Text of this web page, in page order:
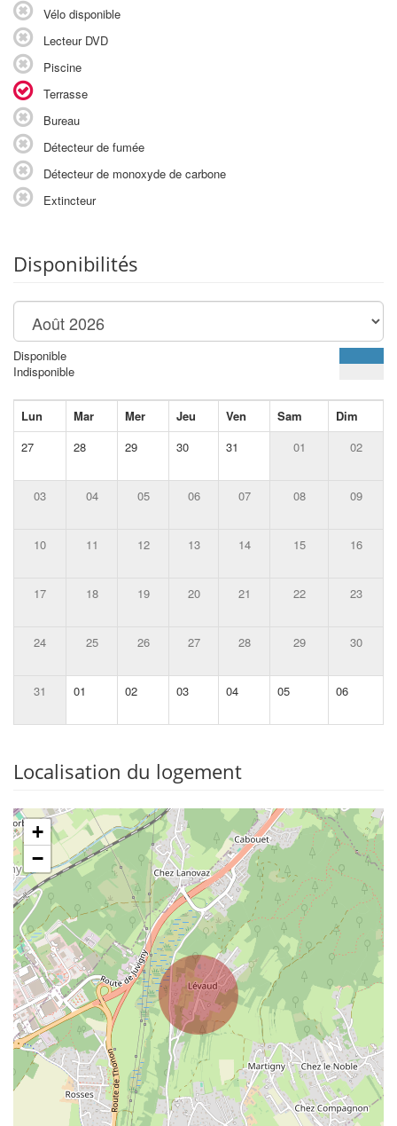
Vélo disponible
Lecteur DVD
Piscine
Terrasse
Bureau
Détecteur de fumée
Détecteur de monoxyde de carbone
Extincteur
Disponibilités
Disponible
Indisponible
Lun Mar Mer Jeu Ven Sam
Dim
27
28 29 30 31 01 02
03 04 05 06 07 08 09
10 11 12 13 14 15 16
17 18 19 20 21 22 23
24 25 26 27 28 29 30
31 01 02 03 04 05 06
Localisation du logement
+
−